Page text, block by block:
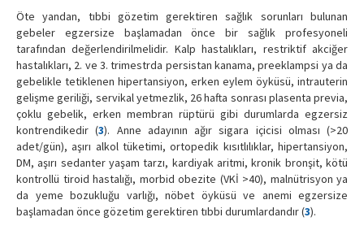
Öte yandan, tıbbi gözetim gerektiren sağlık sorunları bulunan
gebeler egzersize başlamadan önce bir sağlık profesyoneli
tarafından değerlendirilmelidir. Kalp hastalıkları, restriktif akciğer
hastalıkları, 2. ve 3. trimestrda persistan kanama, preeklampsi ya da
gebelikle tetiklenen hipertansiyon, erken eylem öyküsü, intrauterin
gelişme geriliği, servikal yetmezlik, 26 hafta sonrası plasenta previa,
çoklu gebelik, erken membran rüptürü gibi durumlarda egzersiz
kontrendikedir (3). Anne adayının ağır sigara içicisi olması (>20
adet/gün), aşırı alkol tüketimi, ortopedik kısıtlılıklar, hipertansiyon,
DM, aşırı sedanter yaşam tarzı, kardiyak aritmi, kronik bronşit, kötü
kontrollü tiroid hastalığı, morbid obezite (VKİ >40), malnütrisyon ya
da yeme bozukluğu varlığı, nöbet öyküsü ve anemi egzersize
başlamadan önce gözetim gerektiren tıbbi durumlardandır (3).